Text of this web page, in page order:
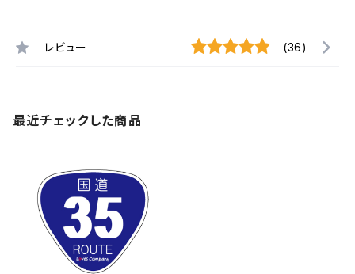
レビュー (36)
最近チェックした商品